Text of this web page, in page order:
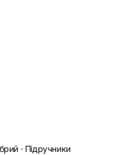
· Підручники